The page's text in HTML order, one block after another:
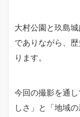
大村公園と玖島
でありながら、
ります。
今回の撮影を通
しさ」と「地域